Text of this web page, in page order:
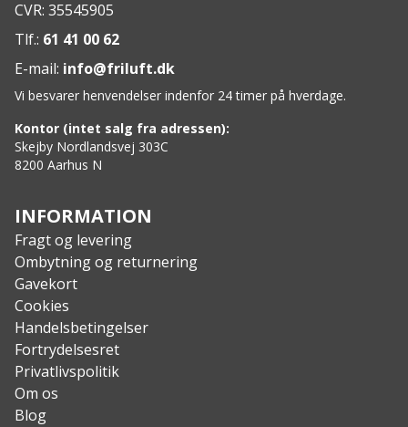
CVR: 35545905
Tlf.: 61 41 00 62
E-mail: info@friluft.dk
Vi besvarer henvendelser indenfor 24 timer på hverdage.
Kontor (intet salg fra adressen):
Skejby Nordlandsvej 303C
8200 Aarhus N
INFORMATION
Fragt og levering
Ombytning og returnering
Gavekort
Cookies
Handelsbetingelser
Fortrydelsesret
Privatlivspolitik
Om os
Blog